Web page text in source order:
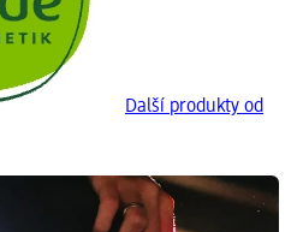
Další produkty od